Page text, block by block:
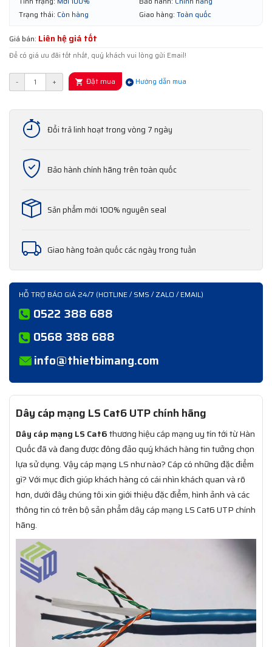
Trạng thái: Còn hàng Giao hàng: Toàn quốc
Giá bán: Liên hệ giá tốt
Để có giá ưu đãi tốt nhất, quý khách vui lòng gửi Email!
- + Đặt mua Hướng dẫn mua
Đổi trả linh hoạt trong vòng 7 ngày
Bảo hành chính hãng trên toàn quốc
Sản phẩm mới 100% nguyên seal
Giao hàng toàn quốc các ngày trong tuần
HỖ TRỢ BÁO GIÁ 24/7 (HOTLINE / SMS / ZALO / EMAIL)
0522 388 688
0568 388 688
info@thietbimang.com
Dây cáp mạng LS Cat6 UTP chính hãng
Dây cáp mạng LS Cat6thương hiệu cáp mạng uy tín tới từ Hàn
Quốc đã và đang được đông đảo quý khách hàng tin tưởng chọn
lựa sử dụng. Vậy cáp mạng LS như nào? Cáp có những đặc điểm
gì? Với mục đích giúp khách hàng có cái nhìn khách quan và rõ
hơn, dưới đây chúng tôi xin giới thiệu đặc điểm, hình ảnh và các
thông tin có trên bộ sản phẩm dây cáp mạng LS Cat6 UTP chính
hãng.